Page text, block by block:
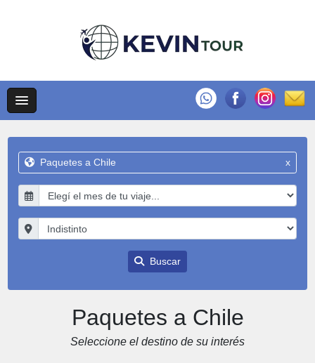
Paquetes a Chile x
Buscar
Paquetes a Chile
Seleccione el destino de su interés